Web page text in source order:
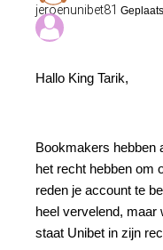
jeroenunibet81
Hallo King Tarik,
Bookmakers hebben
het recht hebben om
reden je account te
heel vervelend, maar
staat Unibet in zijn